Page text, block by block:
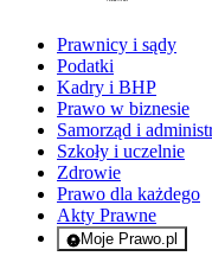
Prawnicy i sądy
Podatki
Kadry i BHP
Prawo w biznesie
Samorząd i
Szkoły i uczelnie
Zdrowie
Prawo dla każdego
Akty Prawne
Moje Prawo.pl
- rejestracja i